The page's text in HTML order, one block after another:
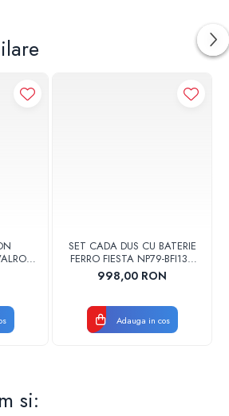
SET CADA DUS CU BATERIE
FERRO FIESTA NP79-BFI13U
CROM
998,00 RON
Adauga in cos
si: